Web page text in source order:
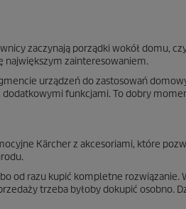
zaczynają porządki wokół domu,
największym zainteresowaniem.
urządzeń do zastosowań
funkcjami. To dobry
Kärcher z akcesoriami, które
od razu kupić kompletne rozwiązanie.
trzeba byłoby dokupić osobno.